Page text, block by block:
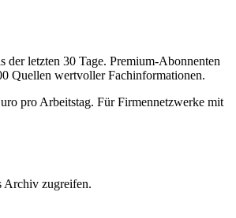
letzten 30 Tage. Premium-Abonnenten
Quellen wertvoller Fachinformationen.
pro Arbeitstag. Für Firmennetzwerke mit
Archiv zugreifen.